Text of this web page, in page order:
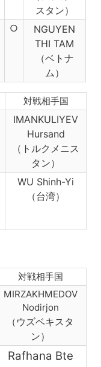
スタン）
○
NGUYEN
THI TAM
（ベトナ
ム）
対戦相手国
IMANKULIYEV
Hursand
（トルクメニス
タン）
WU Shinh-Yi
（台湾）
対戦相手国
MIRZAKHMEDOV
Nodirjon
（ウズベキスタ
ン）
Rafhana Bte